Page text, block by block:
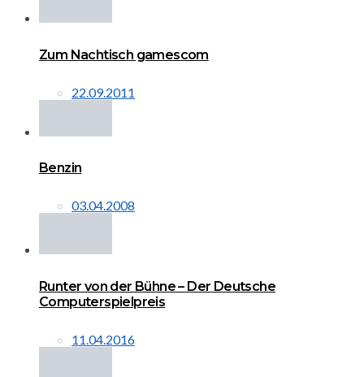
Zum Nachtisch gamescom
22.09.2011
Benzin
03.04.2008
Runter von der Bühne – Der Deutsche
Computerspielpreis
11.04.2016